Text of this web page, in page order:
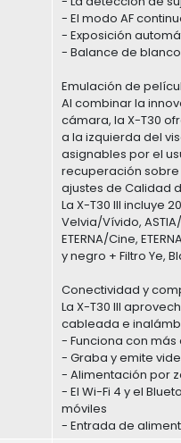
- El modo AF
- Exposición
- Balance de
Emulación de
Al combinar la
cámara, la X-T30
a la izquierda del
asignables por el
recuperación sobre
ajustes de Calidad
La X-T30 III incluye
Velvia/Vívido,
ETERNA/Cine,
y negro + Filtro Ye,
Conectividad y
La X-T30 III
cableada e
- Funciona con más
- Graba y emite
- Alimentación por
- El Wi-Fi 4 y el
móviles
- Entrada de